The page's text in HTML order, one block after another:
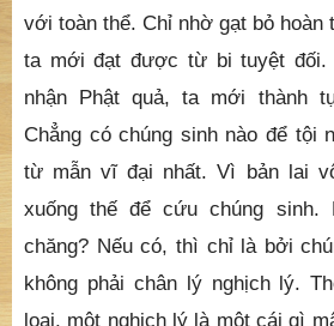
với toàn thể. Chỉ nhờ gạt bỏ hoàn
ta mới đạt được từ bi tuyệt đối.
nhận Phật quả, ta mới thành
Chẳng có chúng sinh nào để tội
từ mẫn vĩ đại nhất. Vì bản lai
xuống thế để cứu chúng sinh.
chăng? Nếu có, thì chỉ là bởi
không phải chân lý nghịch lý.
loại, một nghịch lý là một cái gì